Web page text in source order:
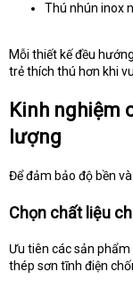
Thú nhún inox
Mỗi thiết kế đều
trẻ thích thú hơn khi
Kinh nghiệm
lượng
Để đảm bảo độ bền
Chọn chất liệu
Ưu tiên các sản
thép sơn tĩnh điện